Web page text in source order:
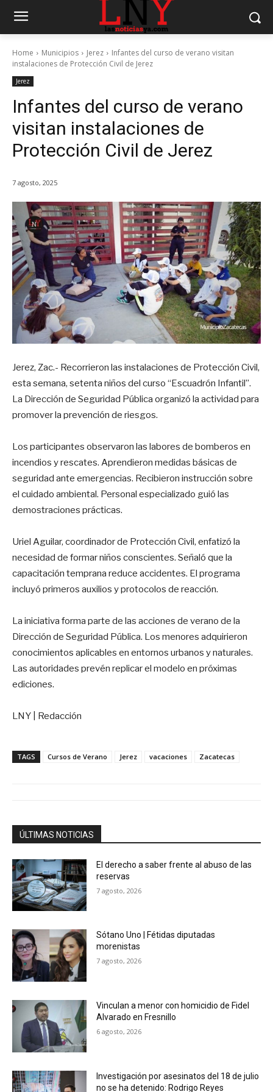
Home Municipios Jerez
Infantes del curso de verano visitan
instalaciones de Protección Civil de Jerez
Jerez
Infantes del curso de verano
visitan instalaciones de
Protección Civil de Jerez
7 agosto, 2025
Jerez, Zac.- Recorrieron las instalaciones de Protección Civil,
esta semana, setenta niños del curso “Escuadrón Infantil”.
La Dirección de Seguridad Pública organizó la actividad para
promover la prevención de riesgos.
Los participantes observaron las labores de bomberos en
incendios y rescates. Aprendieron medidas básicas de
seguridad ante emergencias. Recibieron instrucción sobre
el cuidado ambiental. Personal especializado guió las
demostraciones prácticas.
Uriel Aguilar, coordinador de Protección Civil, enfatizó la
necesidad de formar niños conscientes. Señaló que la
capacitación temprana reduce accidentes. El programa
incluyó primeros auxilios y protocolos de reacción.
La iniciativa forma parte de las acciones de verano de la
Dirección de Seguridad Pública. Los menores adquirieron
conocimientos aplicables en entornos urbanos y naturales.
Las autoridades prevén replicar el modelo en próximas
ediciones.
LNY | Redacción
TAGS Cursos de Verano Jerez vacaciones Zacatecas
ÚLTIMAS NOTICIAS
El derecho a saber frente al abuso de las
reservas
7 agosto, 2026
Sótano Uno | Fétidas diputadas
morenistas
7 agosto, 2026
Vinculan a menor con homicidio de Fidel
Alvarado en Fresnillo
6 agosto, 2026
Investigación por asesinatos del 18 de julio
no se ha detenido: Rodrigo Reyes